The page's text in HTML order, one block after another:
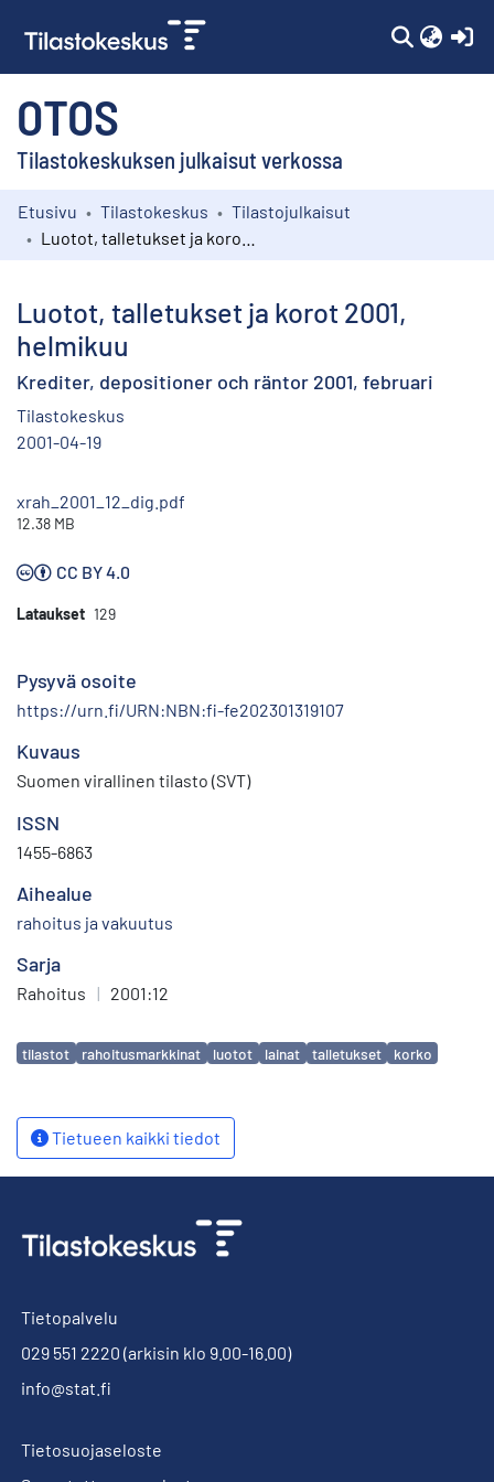
OTOS
Tilastokeskuksen julkaisut verkossa
Kokoelmat
Etusivu Tilastokeskus
Tilastojulkaisut
Luotot, talletukset ja korot 2001,
helmikuu
Krediter, depositioner och räntor 2001, februari
Tilastokeskus
2001-04-19
xrah_2001_12_dig.pdf
12.38 MB
CC BY 4.0
Lataukset 129
Pysyvä osoite
https://urn.fi/URN:NBN:fi-fe202301319107
Kuvaus
Suomen virallinen tilasto (SVT)
ISSN
1455-6863
Aihealue
rahoitus ja vakuutus
Sarja
Rahoitus | 2001:12
Avainsanat
tilastot rahoitusmarkkinat luotot lainat talletukset korko
Tietueen kaikki tiedot
Tietopalvelu
029 551 2220 (arkisin klo 9.00-16.00)
info@stat.fi
Tietosuojaseloste